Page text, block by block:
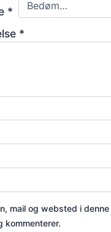
*
*
mail og websted i
kommenterer.